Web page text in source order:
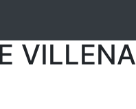
VILLENA